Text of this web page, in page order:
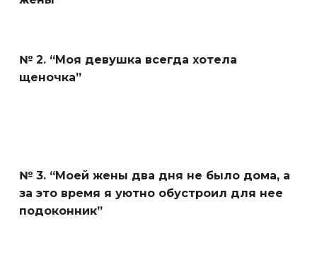
№ 2. “Моя девушка всегда хотела
щеночка”
№ 3. “Моей жены два дня не было дома, а
за это время я уютно обустроил для нее
подоконник”